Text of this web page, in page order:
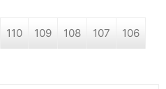
110 109 108 107 106